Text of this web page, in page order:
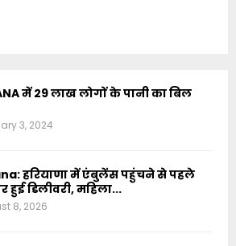
में 29 लाख लोगों के पानी का बिल
3, 2024
हरियाणा में एंबुलेंस पहुंचने से पहले
हुई डिलीवरी, महिला...
8, 2026